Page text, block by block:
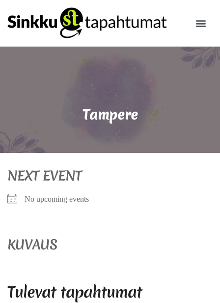
Tampere
NEXT EVENT
No upcoming events
KUVAUS
Tulevat tapahtumat